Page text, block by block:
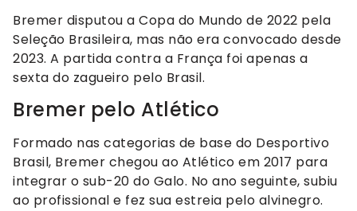
Bremer disputou a Copa do Mundo de 2022 pela
Seleção Brasileira, mas não era convocado desde
2023. A partida contra a França foi apenas a
sexta do zagueiro pelo Brasil.
Bremer pelo Atlético
Formado nas categorias de base do Desportivo
Brasil, Bremer chegou ao Atlético em 2017 para
integrar o sub-20 do Galo. No ano seguinte, subiu
ao profissional e fez sua estreia pelo alvinegro.